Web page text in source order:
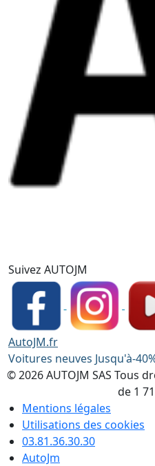
Suivez AUTOJM
AutoJM.fr
Voitures neuves Jusqu'à-
© 2026 AUTOJM SAS Tous
de 1
Mentions légales
Utilisations des cookies
03.81.36.30.30
AutoJm